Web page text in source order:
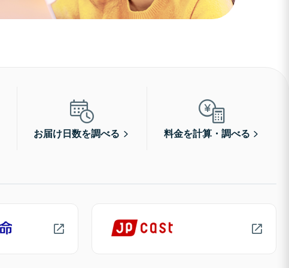
お届け日数を調べる 料金を計算・調べる